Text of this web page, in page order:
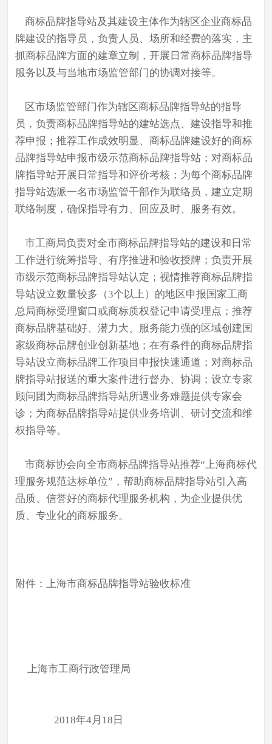
商标品牌指导站及其建设主体作为辖区企业商标品
牌建设的指导员，负责人员、场所和经费的落实，主
抓商标品牌方面的建章立制，开展日常商标品牌指导
服务以及与当地市场监管部门的协调对接等。
区市场监管部门作为辖区商标品牌指导站的指导
员，负责商标品牌指导站的建站选点、建设指导和推
荐申报；推荐工作成效明显、商标品牌建设好的商标
品牌指导站申报市级示范商标品牌指导站；对商标品
牌指导站开展日常指导和评价考核；为每个商标品牌
指导站选派一名市场监管干部作为联络员，建立定期
联络制度，确保指导有力、回应及时、服务有效。
市工商局负责对全市商标品牌指导站的建设和日常
工作进行统筹指导、有序推进和验收授牌；负责开展
市级示范商标品牌指导站认定；视情推荐商标品牌指
导站设立数量较多（3个以上）的地区申报国家工商
总局商标受理窗口或商标质权登记申请受理点；推荐
商标品牌基础好、潜力大、服务能力强的区域创建国
家级商标品牌创业创新基地；在有条件的商标品牌指
导站设立商标品牌工作项目申报快速通道；对商标品
牌指导站报送的重大案件进行督办、协调；设立专家
顾问团为商标品牌指导站所遇业务难题提供专家会
诊；为商标品牌指导站提供业务培训、研讨交流和维
权指导等。
市商标协会向全市商标品牌指导站推荐“上海商标代
理服务规范达标单位”，帮助商标品牌指导站引入高
品质、信誉好的商标代理服务机构，为企业提供优
质、专业化的商标服务。
附件：上海市商标品牌指导站验收标准
上海市工商行政管理局
2018年4月18日